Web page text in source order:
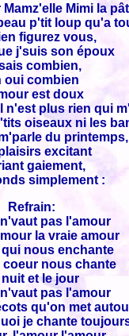
Mimi la
p'tit loup qu'a
figurez vous,
j'suis son époux
combien,
oui combien
est doux
n'est plus rien qui
oiseaux ni les
du printemps,
excitant
gaiement,
simplement :
Refrain:
pas l'amour
la vraie amour
qui nous enchante
coeur nous chante
nuit et le jour
pas l'amour
qu'on met
je chante